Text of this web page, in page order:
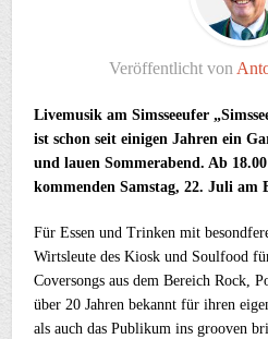
Veröffentlicht von
Livemusik am Simsseeufer
ist schon seit einigen Jahren ein
und lauen Sommerabend. Ab
kommenden Samstag, 22. Juli am
Für Essen und Trinken mit
Wirtsleute des Kiosk und Soulfood
Coversongs aus dem Bereich Rock,
über 20 Jahren bekannt für ihren
als auch das Publikum ins grooven